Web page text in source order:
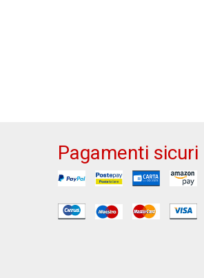
Pagamenti sicuri